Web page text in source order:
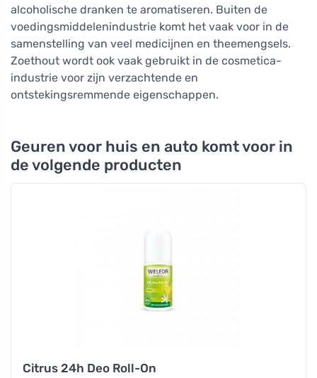
alcoholische dranken te aromatiseren. Buiten de
voedingsmiddelenindustrie komt het vaak voor in de
samenstelling van veel medicijnen en theemengsels.
Zoethout wordt ook vaak gebruikt in de cosmetica-
industrie voor zijn verzachtende en
ontstekingsremmende eigenschappen.
Geuren voor huis en auto komt voor in
de volgende producten
Citrus 24h Deo Roll-On